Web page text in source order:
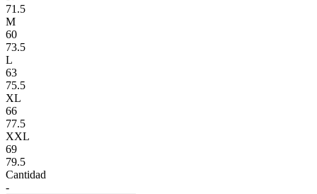
71.5
M
60
73.5
L
63
75.5
XL
66
77.5
XXL
69
79.5
Cantidad
-